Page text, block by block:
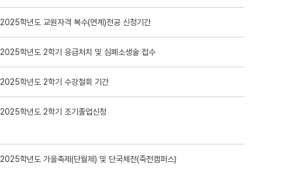
2025학년도 교원자격 복수(연계)전공 신청기간
2025학년도 2학기 응급처치 및 심폐소생술 접수
2025학년도 2학기 수강철회 기간
2025학년도 2학기 조기졸업신청
2025학년도 가을축제(단월제) 및 단국체전(죽전캠퍼스)